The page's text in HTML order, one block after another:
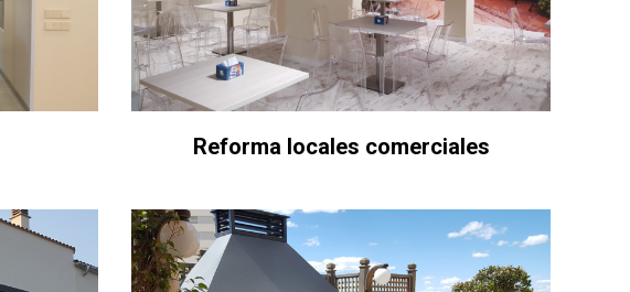
Reforma locales comerciales